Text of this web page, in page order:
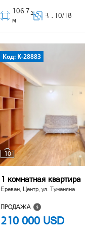
106.7
м
2 Հ ․ 10/18
10
Код: K-28883
1 комнатная квартира
Ереван, Центр, ул. Туманяна
ПРОДАЖА
210 000 USD